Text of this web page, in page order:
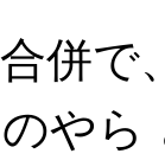
併で
や